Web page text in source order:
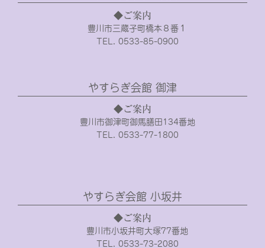
◆ご案内
豊川市三蔵子町橋本８番１
TEL. 0533-85-0900
やすらぎ会館 御津
◆ご案内
豊川市御津町御馬膳田134番地
TEL. 0533-77-1800
やすらぎ会館 小坂井
◆ご案内
豊川市小坂井町大塚77番地
TEL. 0533-73-2080